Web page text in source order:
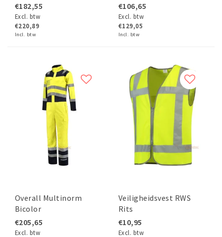
€182,55
Excl. btw
€220,89
Incl. btw
€106,65
Excl. btw
€129,05
Incl. btw
Overall Multinorm
Bicolor
€205,65
Excl. btw
Veiligheidsvest RWS
Rits
€10,95
Excl. btw